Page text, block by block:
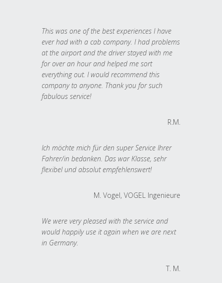
This was one of the best experiences I have
ever had with a cab company. I had problems
at the airport and the driver stayed with me
for over an hour and helped me sort
everything out. I would recommend this
company to anyone. Thank you for such
fabulous service!
R.M.
Ich möchte mich für den super Service Ihrer
Fahrer/in bedanken. Das war Klasse, sehr
flexibel und absolut empfehlenswert!
M. Vogel, VOGEL Ingenieure
We were very pleased with the service and
would happily use it again when we are next
in Germany.
T. M.